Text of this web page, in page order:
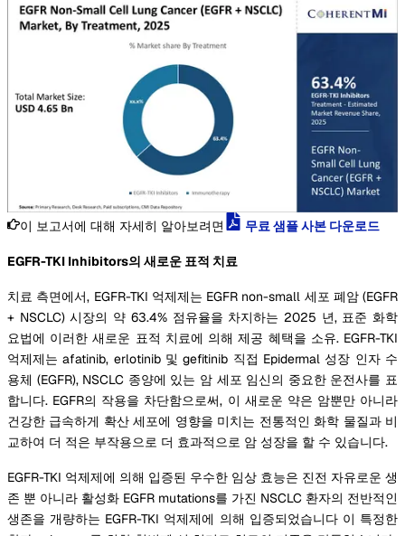
이 보고서에 대해 자세히 알아보려면 무료 샘플 사본 다운로드
EGFR-TKI Inhibitors의 새로운 표적 치료
치료 측면에서, EGFR-TKI 억제제는 EGFR non-small 세포 폐암 (EGFR
+ NSCLC) 시장의 약 63.4% 점유율을 차지하는 2025 년, 표준 화학
요법에 이러한 새로운 표적 치료에 의해 제공 혜택을 소유. EGFR-TKI
억제제는 afatinib, erlotinib 및 gefitinib 직접 Epidermal 성장 인자 수
용체 (EGFR), NSCLC 종양에 있는 암 세포 임신의 중요한 운전사를 표
합니다. EGFR의 작용을 차단함으로써, 이 새로운 약은 암뿐만 아니라
건강한 급속하게 확산 세포에 영향을 미치는 전통적인 화학 물질과 비
교하여 더 적은 부작용으로 더 효과적으로 암 성장을 할 수 있습니다.
EGFR-TKI 억제제에 의해 입증된 우수한 임상 효능은 진전 자유로운 생
존 뿐 아니라 활성화 EGFR mutations를 가진 NSCLC 환자의 전반적인
생존을 개량하는 EGFR-TKI 억제제에 의해 입증되었습니다 이 특정한